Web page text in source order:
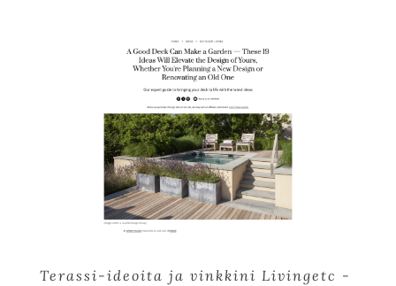
Terassi-ideoita ja vinkkini Livingetc -